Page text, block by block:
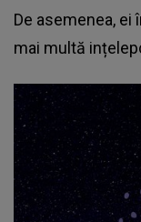
De asemenea,
mai multă